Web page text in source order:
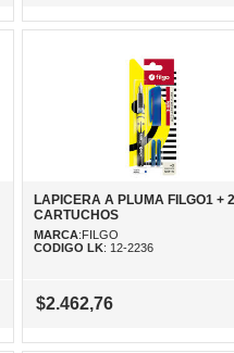
LAPICERA A PLUMA FILGO1 + 2
CARTUCHOS
MARCA:FILGO
CODIGO LK: 12-2236
$2.462,76